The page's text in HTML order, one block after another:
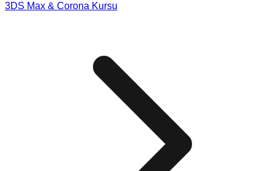
3DS Max & Corona Kursu